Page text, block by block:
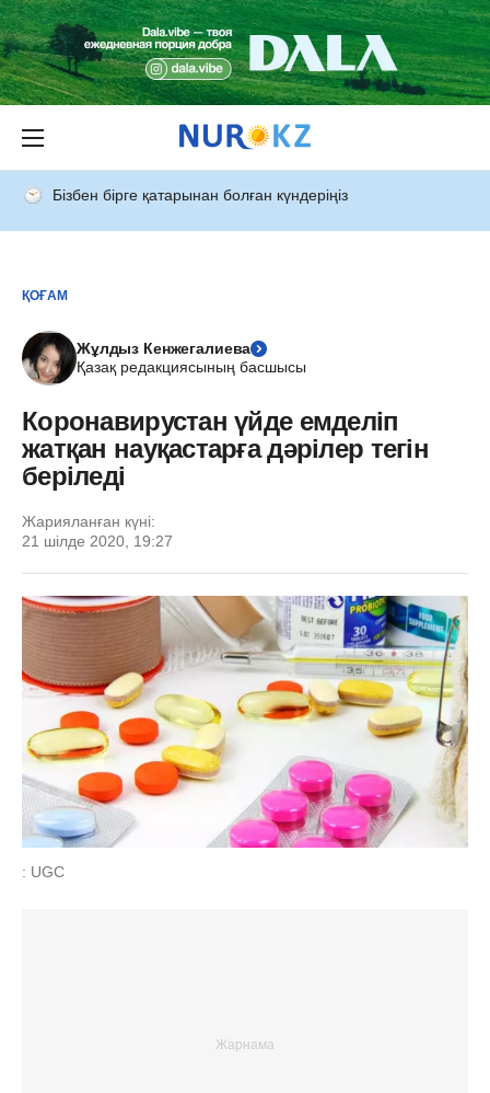
Бізбен бірге қатарынан болған күндеріңіз
ҚОҒАМ
Жұлдыз Кенжегалиева
Қазақ редакциясының басшысы
Коронавирустан үйде емделіп
жатқан науқастарға дәрілер тегін
беріледі
Жарияланған күні:
21 шілде 2020, 19:27
: UGC